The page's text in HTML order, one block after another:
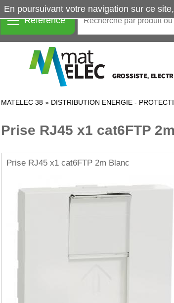
Référence
MATELEC 38 » DISTRIBUTION ENERGIE -
Prise RJ45 x1 cat6FTP
Prise RJ45 x1 cat6FTP 2m Blanc
En poursuivant votre navigation sur ce